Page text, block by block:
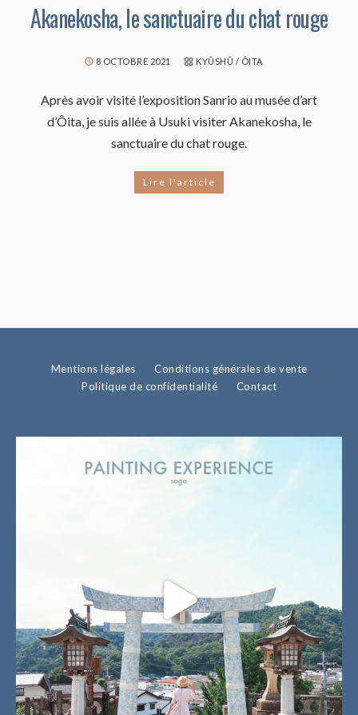
Akanekosha, le sanctuaire du chat rouge
8 OCTOBRE 2021 KYÛSHÛ / ÔITA
Après avoir visité l’exposition Sanrio au musée d’art
d’Ôita, je suis allée à Usuki visiter Akanekosha, le
sanctuaire du chat rouge.
Lire l'article
Mentions légales
Conditions générales de vente
Politique de confidentialité
Contact